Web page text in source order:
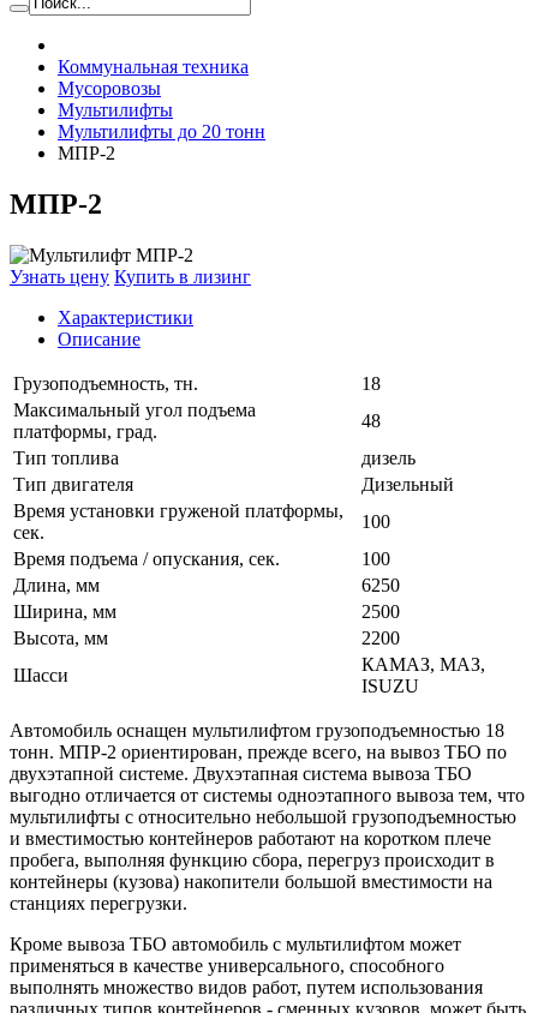
Коммунальная техника
Мусоровозы
Мультилифты
Мультилифты до 20 тонн
МПР-2
МПР-2
Узнать цену Купить в лизинг
Характеристики
Описание
Грузоподъемность, тн.
18
Максимальный угол подъема
платформы, град.
48
Тип топлива
дизель
Тип двигателя
Дизельный
Время установки груженой платформы,
сек.
100
Время подъема / опускания, сек.
100
Длина, мм
6250
Ширина, мм
2500
Высота, мм
2200
Шасси
КАМАЗ, МАЗ,
ISUZU
Автомобиль оснащен мультилифтом грузоподъемностью 18
тонн. МПР-2 ориентирован, прежде всего, на вывоз ТБО по
двухэтапной системе. Двухэтапная система вывоза ТБО
выгодно отличается от системы одноэтапного вывоза тем, что
мультилифты с относительно небольшой грузоподъемностью
и вместимостью контейнеров работают на коротком плече
пробега, выполняя функцию сбора, перегруз происходит в
контейнеры (кузова) накопители большой вместимости на
станциях перегрузки.
Кроме вывоза ТБО автомобиль с мультилифтом может
применяться в качестве универсального, способного
выполнять множество видов работ, путем использования
различных типов контейнеров - сменных кузовов, может быть